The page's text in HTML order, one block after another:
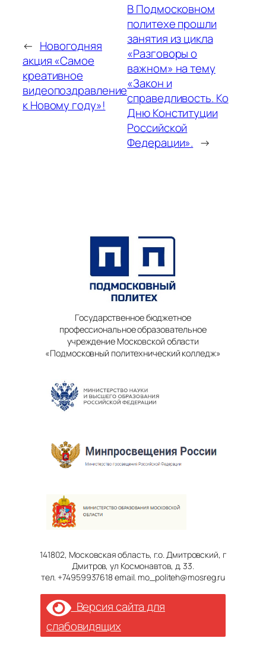
← Новогодняя
акция «Самое
креативное
видеопоздравление
к Новому году»!
В Подмосковном
политехе прошли
занятия из цикла
«Разговоры о
важном» на тему
«Закон и
справедливость. Ко
Дню Конституции
Российской
Федерации». →
Государственное бюджетное
профессиональное образовательное
учреждение Московской области
«Подмосковный политехнический колледж»
141802, Московская область, г.о. Дмитровский, г
Дмитров, ул Космонавтов, д. 33.
тел. +74959937618 email. mo_politeh@mosreg.ru
Версия сайта для
слабовидящих